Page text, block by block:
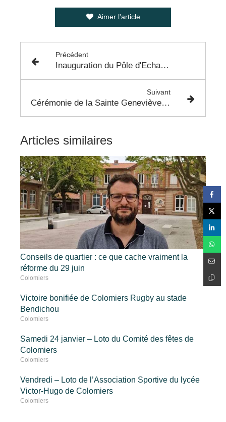
Aimer l'article
Précédent
Inauguration du Pôle d'Echanges Multimodal de Brax
Suivant
Cérémonie de la Sainte Geneviève - Vendredi 9 Décembre 2022
Articles similaires
Conseils de quartier : ce que cache vraiment la
réforme du 29 juin
Colomiers
Victoire bonifiée de Colomiers Rugby au stade
Bendichou
Colomiers
Samedi 24 janvier – Loto du Comité des fêtes de
Colomiers
Colomiers
Vendredi – Loto de l’Association Sportive du lycée
Victor-Hugo de Colomiers
Colomiers